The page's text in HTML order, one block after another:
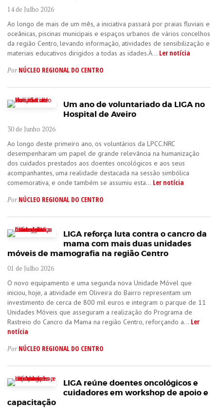
14 de Julho 2026
Ao longo de mais de um mês, a iniciativa passará por praias fluviais e
oceânicas, piscinas municipais e espaços urbanos de vários concelhos
da região Centro, levando informação, atividades de sensibilização e
materiais educativos dirigidos a todas as idades.À... Ler notícia
PorNÚCLEO REGIONAL DO CENTRO
Um ano de voluntariado da LIGA no
Hospital de Aveiro
30 de Junho 2026
Ao longo deste primeiro ano, os voluntários da LPCC.NRC
desempenharam um papel de grande relevância na humanização
dos cuidados prestados aos doentes oncológicos e aos seus
acompanhantes, uma realidade destacada na sessão simbólica
comemorativa, e onde também se assumiu esta... Ler notícia
PorNÚCLEO REGIONAL DO CENTRO
LIGA reforça luta contra o cancro da
mama com mais duas unidades
móveis de mamografia na região Centro
01 de Julho 2026
O novo equipamento e uma segunda nova Unidade Móvel que
iniciou, hoje, a atividade em Oliveira do Bairro representam um
investimento de cerca de 800 mil euros e integram o parque de 11
Unidades Móveis que asseguram a realização do Programa de
Rastreio do Cancro da Mama na região Centro, reforçando a... Ler
notícia
PorNÚCLEO REGIONAL DO CENTRO
LIGA reúne doentes oncológicos e
cuidadores em workshop de apoio e
capacitação